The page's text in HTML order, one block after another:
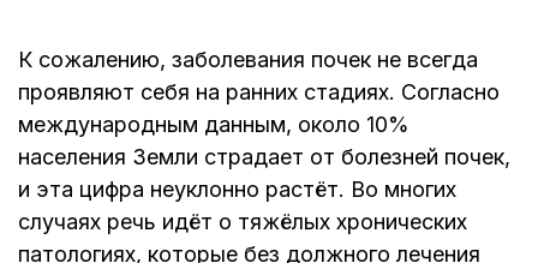
К сожалению, заболевания почек не всегда
проявляют себя на ранних стадиях. Согласно
международным данным, около 10%
населения Земли страдает от болезней почек,
и эта цифра неуклонно растёт. Во многих
случаях речь идёт о тяжёлых хронических
патологиях, которые без должного лечения